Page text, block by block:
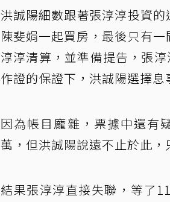
洪誠陽細數跟著張淳淳投資
陳斐娟一起買房，最後只有
淳淳清算，並準備提告，張
作證的保證下，洪誠陽選擇息
因為帳目龐雜，票據中還有
萬，但洪誠陽說遠不止於此
結果張淳淳直接失聯，等了